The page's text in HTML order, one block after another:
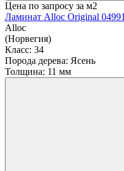
Цена по запросу за м2
Ламинат Alloc Original
Alloc
(Норвегия)
Класс: 34
Порода дерева: Ясень
Толщина: 11 мм